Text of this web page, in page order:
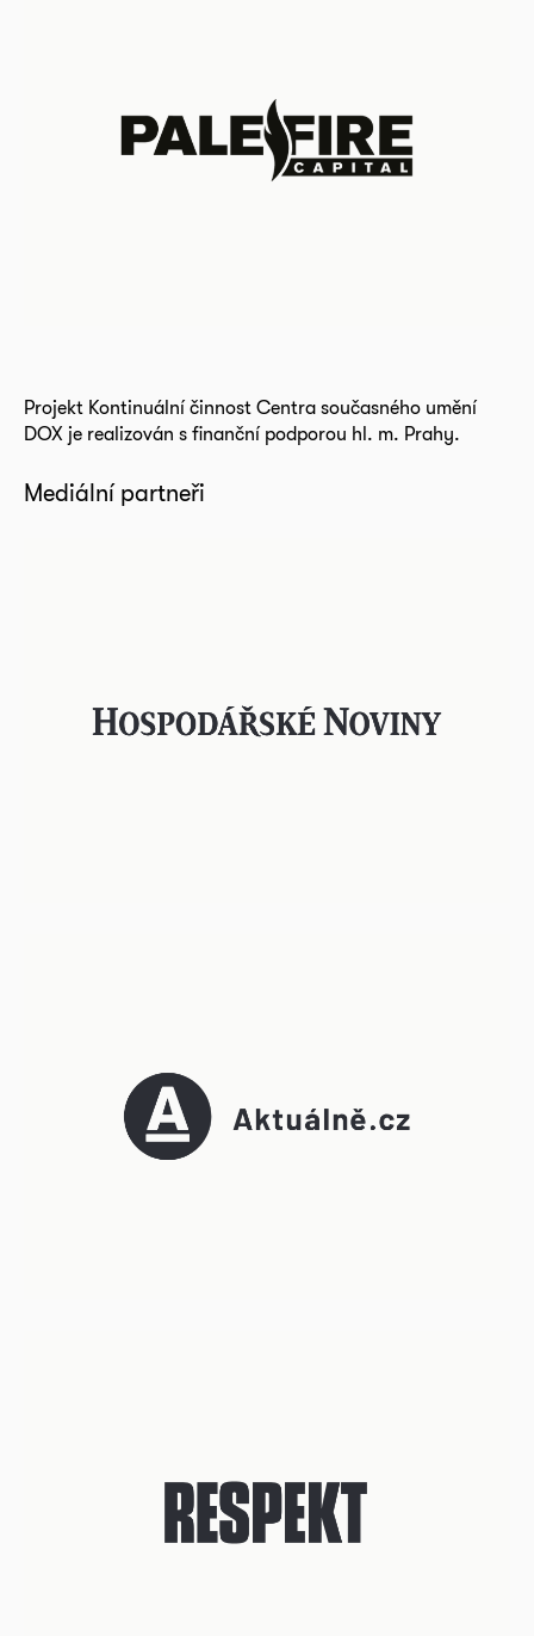
Projekt Kontinuální činnost Centra současného umění
DOX je realizován s finanční podporou hl. m. Prahy.
Mediální partneři